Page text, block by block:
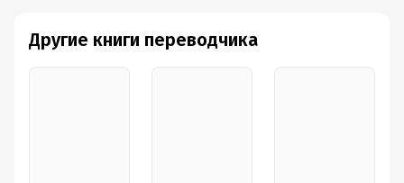
Другие книги переводчика